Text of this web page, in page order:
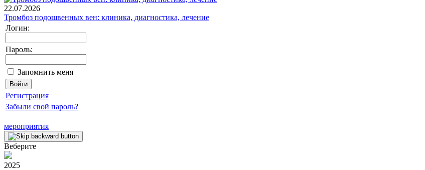
22.07.2026
Тромбоз подошвенных вен: клиника, диагностика, лечение
Логин:
Пароль:
Запомнить меня
Регистрация
Забыли свой пароль?
мероприятия
Веберите
2025